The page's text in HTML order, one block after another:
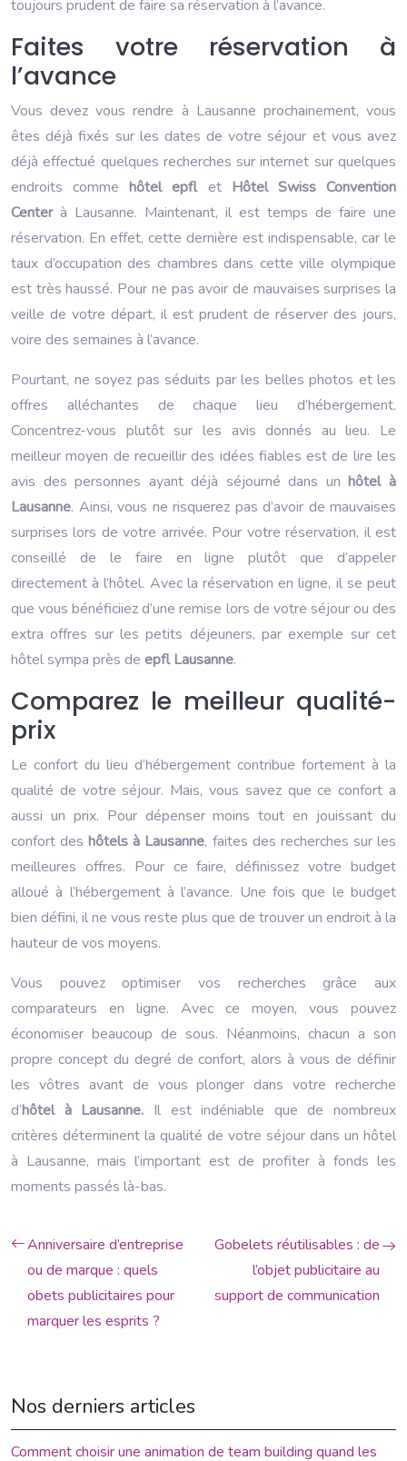
toujours prudent de faire sa réservation à l’avance.
Faites votre réservation à
l’avance
Vous devez vous rendre à Lausanne prochainement, vous
êtes déjà fixés sur les dates de votre séjour et vous avez
déjà effectué quelques recherches sur internet sur quelques
endroits commehôtel epflet Hôtel Swiss Convention
Centerà Lausanne. Maintenant, il est temps de faire une
réservation. En effet, cette dernière est indispensable, car le
taux d’occupation des chambres dans cette ville olympique
est très haussé. Pour ne pas avoir de mauvaises surprises la
veille de votre départ, il est prudent de réserver des jours,
voire des semaines à l’avance.
Pourtant, ne soyez pas séduits par les belles photos et les
offres alléchantes de chaque lieu d’hébergement.
Concentrez-vous plutôt sur les avis donnés au lieu. Le
meilleur moyen de recueillir des idées fiables est de lire les
avis des personnes ayant déjà séjourné dans unhôtel à
Lausanne. Ainsi, vous ne risquerez pas d’avoir de mauvaises
surprises lors de votre arrivée. Pour votre réservation, il est
conseillé de le faire en ligne plutôt que d’appeler
directement à l’hôtel. Avec la réservation en ligne, il se peut
que vous bénéficiiez d’une remise lors de votre séjour ou des
extra offres sur les petits déjeuners, par exemple sur cet
hôtel sympa près de epfl Lausanne.
Comparez le meilleur qualité-
prix
Le confort du lieu d’hébergement contribue fortement à la
qualité de votre séjour. Mais, vous savez que ce confort a
aussi un prix. Pour dépenser moins tout en jouissant du
confort deshôtels à Lausanne, faites des recherches sur les
meilleures offres. Pour ce faire, définissez votre budget
alloué à l’hébergement à l’avance. Une fois que le budget
bien défini, il ne vous reste plus que de trouver un endroit à la
hauteur de vos moyens.
Vous pouvez optimiser vos recherches grâce aux
comparateurs en ligne. Avec ce moyen, vous pouvez
économiser beaucoup de sous. Néanmoins, chacun a son
propre concept du degré de confort, alors à vous de définir
les vôtres avant de vous plonger dans votre recherche
d’hôtel à Lausanne. Il est indéniable que de nombreux
critères déterminent la qualité de votre séjour dans un hôtel
à Lausanne, mais l’important est de profiter à fonds les
moments passés là-bas.
Anniversaire d’entreprise
ou de marque : quels
obets publicitaires pour
marquer les esprits ?
Gobelets réutilisables : de
l’objet publicitaire au
support de communication
Nos derniers articles
Comment choisir une animation de team building quand les